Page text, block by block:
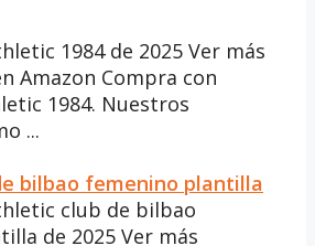
1984 de 2025 Ver más
Amazon Compra con
1984. Nuestros
...
bilbao femenino plantilla
club de bilbao
de 2025 Ver más